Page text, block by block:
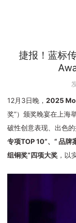
首页
出
品
产品与解
资源
捷报！蓝标
12月3日晚， 2025
奖”）颁奖晚宴在上海
破性创意表现、出色
专项TOP 10”、“ 品牌
组铜奖”四项大奖 ，以